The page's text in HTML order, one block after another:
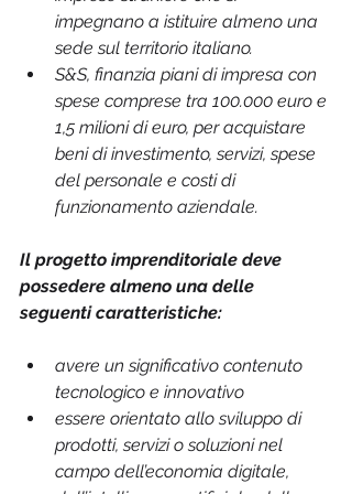
impegnano a istituire almeno una
sede sul territorio italiano.
S&S, finanzia piani di impresa con
spese comprese tra 100.000 euro e
1,5 milioni di euro, per acquistare
beni di investimento, servizi, spese
del personale e costi di
funzionamento aziendale.
Il progetto imprenditoriale deve
possedere almeno una delle
seguenti caratteristiche:
avere un significativo contenuto
tecnologico e innovativo
essere orientato allo sviluppo di
prodotti, servizi o soluzioni nel
campo dell’economia digitale,